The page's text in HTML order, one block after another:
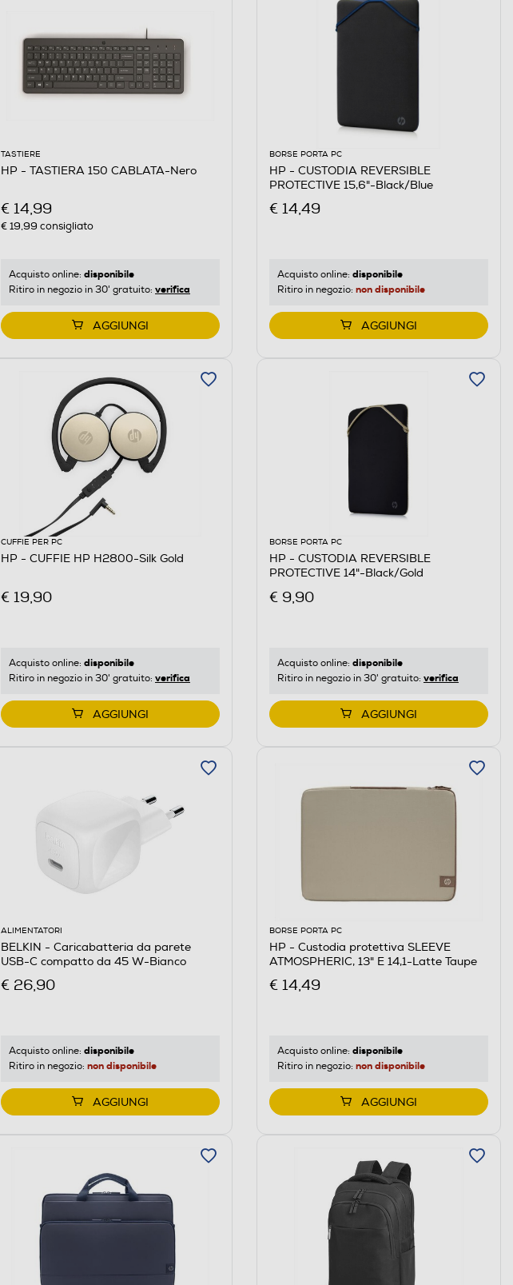
TASTIERE
HP - TASTIERA 150 CABLATA-Nero
€ 14,99
€ 19,99 consigliato
Acquisto online: disponibile
Ritiro in negozio in 30' gratuito: verifica
AGGIUNGI
BORSE PORTA PC
HP - CUSTODIA REVERSIBLE
PROTECTIVE 15,6"-Black/Blue
€ 14,49
Acquisto online: disponibile
Ritiro in negozio: non disponibile
AGGIUNGI
CUFFIE PER PC
HP - CUFFIE HP H2800-Silk Gold
€ 19,90
Acquisto online: disponibile
Ritiro in negozio in 30' gratuito: verifica
AGGIUNGI
BORSE PORTA PC
HP - CUSTODIA REVERSIBLE
PROTECTIVE 14"-Black/Gold
€ 9,90
Acquisto online: disponibile
Ritiro in negozio in 30' gratuito: verifica
AGGIUNGI
ALIMENTATORI
BELKIN - Caricabatteria da parete
USB-C compatto da 45 W-Bianco
€ 26,90
Acquisto online: disponibile
Ritiro in negozio: non disponibile
AGGIUNGI
BORSE PORTA PC
HP - Custodia protettiva SLEEVE
ATMOSPHERIC, 13" E 14,1-Latte Taupe
€ 14,49
Acquisto online: disponibile
Ritiro in negozio: non disponibile
AGGIUNGI